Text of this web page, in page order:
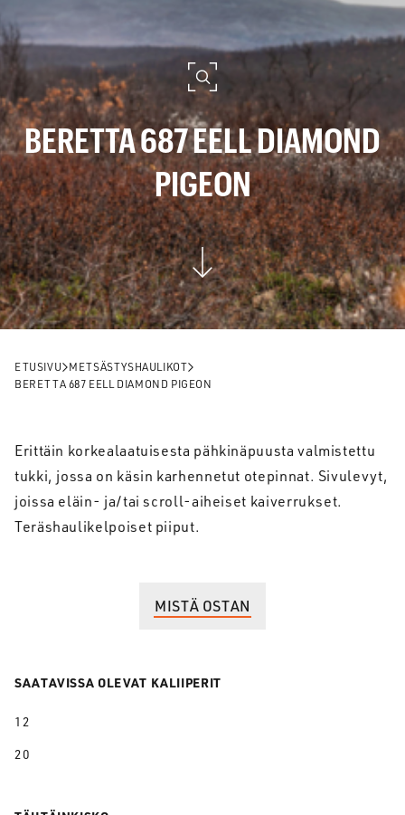
BERETTA 687 EELL DIAMOND
PIGEON
ETUSIVU
METSÄSTYSHAULIKOT
BERETTA 687 EELL DIAMOND PIGEON
Erittäin korkealaatuisesta pähkinäpuusta valmistettu
tukki, jossa on käsin karhennetut otepinnat. Sivulevyt,
joissa eläin- ja/tai scroll-aiheiset kaiverrukset.
Teräshaulikelpoiset piiput.
MISTÄ OSTAN
SAATAVISSA OLEVAT KALIIPERIT
12
20